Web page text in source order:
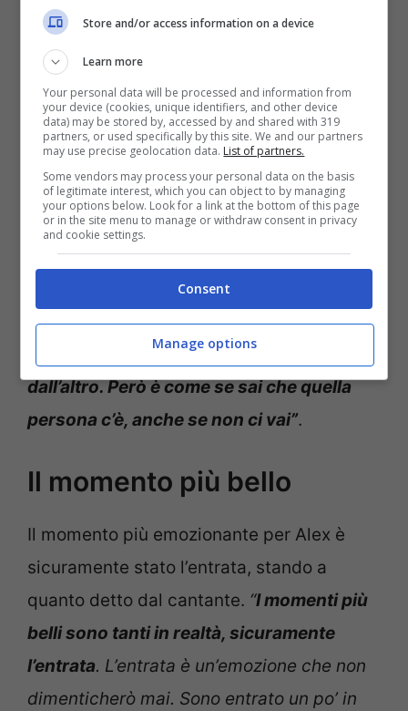
Alex e Cosmary
Il rapporto con Luigi
Alex ha anche parlato del suo rapporto con
Luigi Strangis. Sebbene i due avessero
legato molto all’inizio del programma, poi
sembra essersi storto qualcosa. Per Alex, il
problema era nella consonanza dei due
caratteri, entrambi chiusi e introversi. Ora,
il rapporto è sano. Stando ad Alex,“non ci
sentiamo per forza di andare l’uno
dall’altro. Però è come se sai che quella
persona c’è, anche se non ci vai”.
Il momento più bello
Il momento più emozionante per Alex è
sicuramente stato l’entrata, stando a
quanto detto dal cantante. “I momenti più
belli sono tanti in realtà, sicuramente
l’entrata. L’entrata è un’emozione che non
dimenticherò mai. Sono entrato un po’ in
Store and/or access information on a device
Learn more
Your personal data will be processed and information from
your device (cookies, unique identifiers, and other device
data) may be stored by, accessed by and shared with 319
partners, or used specifically by this site. We and our partners
may use precise geolocation data. List of partners.
Some vendors may process your personal data on the basis
of legitimate interest, which you can object to by managing
your options below. Look for a link at the bottom of this page
or in the site menu to manage or withdraw consent in privacy
and cookie settings.
Consent
Manage options